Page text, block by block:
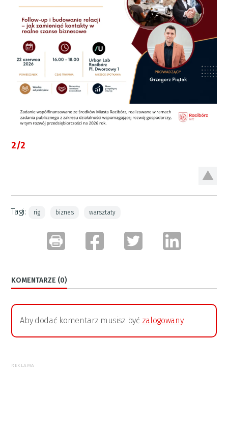
2/2
Tagi: rig biznes warsztaty
KOMENTARZE (0)
Aby dodać komentarz musisz być zalogowany
REKLAMA